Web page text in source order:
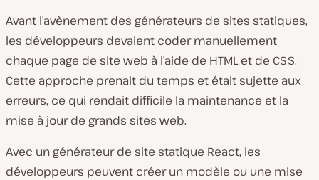
Avant l’avènement des générateurs de sites statiques,
les développeurs devaient coder manuellement
chaque page de site web à l’aide de HTML et de CSS.
Cette approche prenait du temps et était sujette aux
erreurs, ce qui rendait difficile la maintenance et la
mise à jour de grands sites web.
Avec un générateur de site statique React, les
développeurs peuvent créer un modèle ou une mise